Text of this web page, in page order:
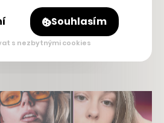
podle zvolené úrovně péče a
stojí od tří do devíti tisíc korun
určené další dva speciální
Souhlasím
s nezbytnými cookies